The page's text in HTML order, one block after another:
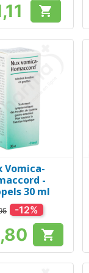
Prijs 
bekijken
Vomica-
-
30 ml
-12%
Prijs 